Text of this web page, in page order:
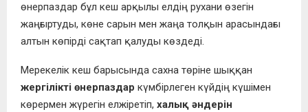
өнерпаздар бұл кеш арқылы елдің рухани өзегін
жаңғыртуды, көне сарын мен жаңа толқын арасындағы
алтын көпірді сақтап қалуды көздеді.
Мерекелік кеш барысында сахна төріне шыққан
жергілікті өнерпаздар күмбірлеген күйдің күшімен
көрермен жүрегін елжіретіп, халық әндерін